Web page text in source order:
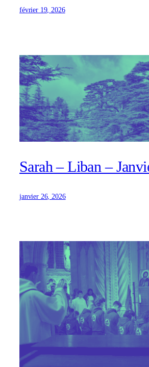
février 19, 2026
Sarah – Liban –
janvier 26, 2026